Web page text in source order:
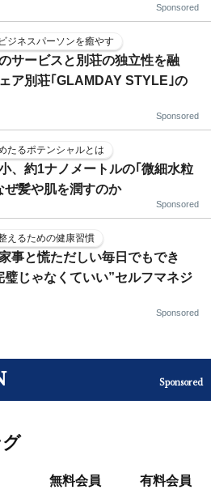
Sponsored
ジネスパーソンを癒やす
サービスと別荘の独立性を融
ア別荘｢GLAMDAY STYLE｣の
Sponsored
たるポテンシャルとは
、約1ナノメートルの｢微細水粒
ぜ髪や肌を潤すのか
Sponsored
えるための健康習慣
事と慌ただしい毎日でもでき
璧じゃなくていい”セルフマネジ
Sponsored
Sponsored
無料会員 有料会員